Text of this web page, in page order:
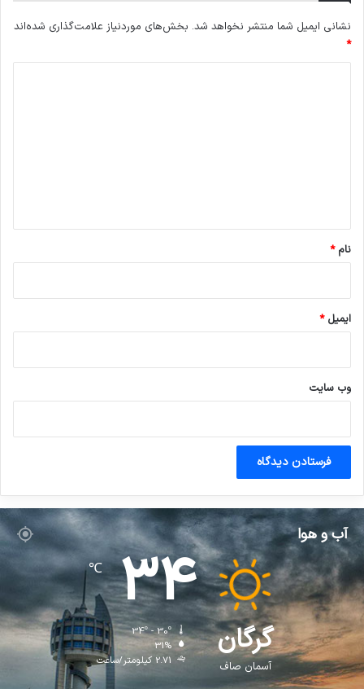
نشانی ایمیل شما منتشر نخواهد شد. بخش‌های موردنیاز علامت‌گذاری شده‌اند
*
نام*
ایمیل*
وب‌ سایت
آب و هوا
گرگان
آسمان صاف
34
℃
34º - 30º
31%
2.71 کیلومتر/ساعت